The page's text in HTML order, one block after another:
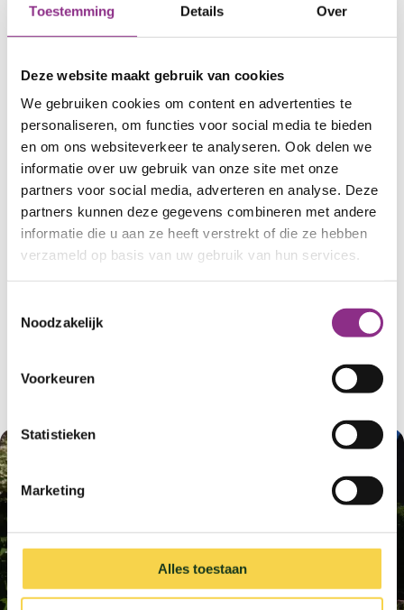
Toestemming Details Over
Deze website maakt gebruik van cookies
We gebruiken cookies om content en advertenties te
personaliseren, om functies voor social media te bieden
en om ons websiteverkeer te analyseren. Ook delen we
informatie over uw gebruik van onze site met onze
partners voor social media, adverteren en analyse. Deze
partners kunnen deze gegevens combineren met andere
informatie die u aan ze heeft verstrekt of die ze hebben
verzameld op basis van uw gebruik van hun services.
Noodzakelijk
Voorkeuren
Statistieken
Marketing
Alles toestaan
gebouwd als op de bouwtekening. Zo kunnen er
luchtlekken ontstaan tussen muren en dak,
Een warmtescan kijkt naar:
Ontbrekende isolatie
Natte of uitgezakte isolatie
Zwakke schakels in de gevel, het dak of de
vloer (koudebruggen of bouwknopen)
Kieren, naden en gaten
Luchtdichtheid van het huis
Lekkages
Bron: Milieu Centraal